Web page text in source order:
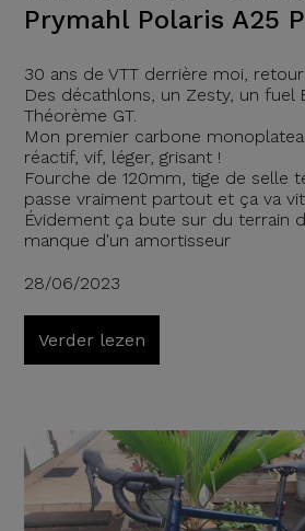
Prymahl Polaris A25
30 ans de VTT derrière moi,
Des décathlons, un Zesty, un fuel
Théorème GT.
Mon premier carbone
réactif, vif, léger, grisant !
Fourche de 120mm, tige de selle
passe vraiment partout et ça va
Évidement ça bute sur du terrain
manque d'un amortisseur
28/06/2023
Verder lezen